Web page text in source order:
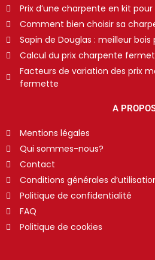
Prix d’une charpente en kit
Comment bien choisir sa
Sapin de Douglas : meilleur
Calcul du prix charpente
Facteurs de variation des prix
fermette
A
Mentions légales
Qui sommes-nous?
Contact
Conditions générales
Politique de confidentialité
FAQ
Politique de cookies